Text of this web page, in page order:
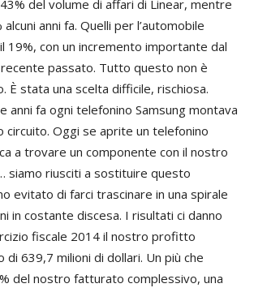
del volume di affari di Linear, mentre
anni fa. Quelli per l’automobile
19%, con un incremento importante dal
passato. Tutto questo non è
È stata una scelta difficile, rischiosa.
anni fa ogni telefonino Samsung montava
circuito. Oggi se aprite un telefonino
a trovare un componente con il nostro
siamo riusciti a sostituire questo
evitato di farci trascinare in una spirale
in costante discesa. I risultati ci danno
fiscale 2014 il nostro profitto
639,7 milioni di dollari. Un più che
del nostro fatturato complessivo, una